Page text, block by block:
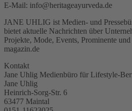
E-Mail: info@heritageayurveda.de
JANE UHLIG ist Medien- und
bietet aktuelle Nachrichten über
Projekte, Mode, Events, Prominente
magazin.de
Kontakt
Jane Uhlig Medienbüro für Lifestyle-
Jane Uhlig
Heinrich-Sorg-Str. 6
63477 Maintal